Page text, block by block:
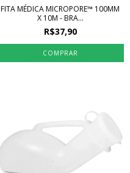
FITA MÉDICA MICROPORE™ 100MM
X 10M - BRA...
R$37,90